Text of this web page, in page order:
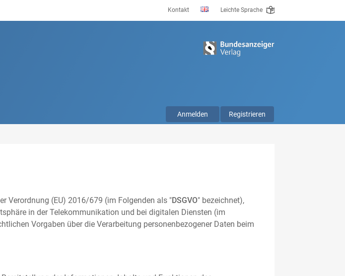
Kontakt Leichte Sprache
Anmelden Registrieren
Verordnung (EU) 2016/679 (im Folgenden als "DSGVO" bezeichnet),
in der Telekommunikation und bei digitalen Diensten (im
Vorgaben über die Verarbeitung personenbezogener Daten beim